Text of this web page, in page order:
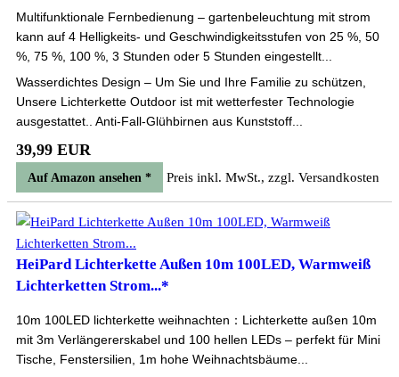
Multifunktionale Fernbedienung – gartenbeleuchtung mit strom
kann auf 4 Helligkeits- und Geschwindigkeitsstufen von 25 %, 50
%, 75 %, 100 %, 3 Stunden oder 5 Stunden eingestellt...
Wasserdichtes Design – Um Sie und Ihre Familie zu schützen,
Unsere Lichterkette Outdoor ist mit wetterfester Technologie
ausgestattet.. Anti-Fall-Glühbirnen aus Kunststoff...
39,99 EUR
Auf Amazon ansehen * Preis inkl. MwSt., zzgl. Versandkosten
HeiPard Lichterkette Außen 10m 100LED, Warmweiß
Lichterketten Strom...*
10m 100LED lichterkette weihnachten：Lichterkette außen 10m
mit 3m Verlängererskabel und 100 hellen LEDs – perfekt für Mini
Tische, Fenstersilien, 1m hohe Weihnachtsbäume...